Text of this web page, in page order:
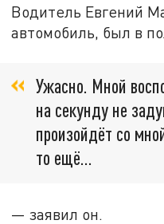
Водитель Евгений
автомобиль, был в
Ужасно. Мной
на секунду не
произойдёт со
то ещё…
— заявил он.